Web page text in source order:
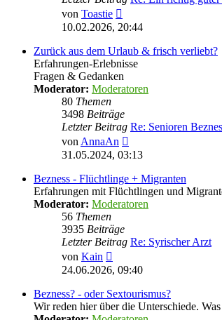
von Toastie
Beitrag
10.02.2026, 20:44
Zurück aus dem Urlaub & frisch verliebt?
Erfahrungen-Erlebnisse
Fragen & Gedanken
Moderator: Moderatoren
80 Themen
3498 Beiträge
Letzter Beitrag Re: Senioren
von AnnaAn
Beitrag
31.05.2024, 03:13
Bezness - Flüchtlinge + Migranten
Erfahrungen mit Flüchtlingen und
Moderator: Moderatoren
56 Themen
3935 Beiträge
Letzter Beitrag Re: Syrischer Arzt
von Kain
Beitrag
24.06.2026, 09:40
Bezness? - oder Sextourismus?
Wir reden hier über die Unterschiede.